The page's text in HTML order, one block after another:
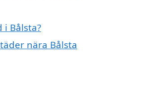
Bålsta?
nära Bålsta